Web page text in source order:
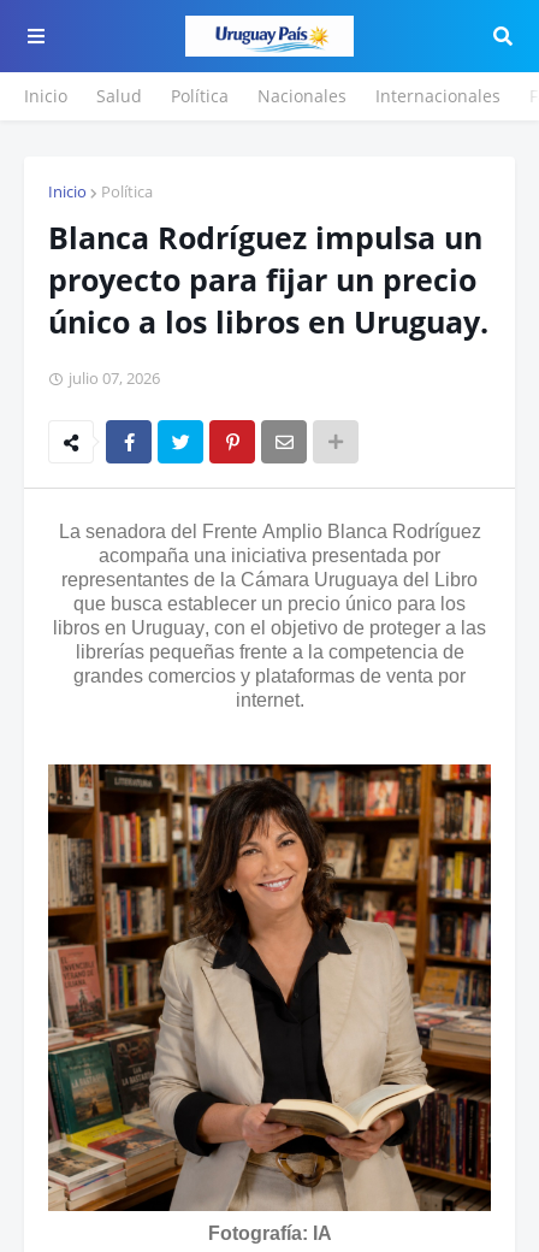
Inicio Salud Política Nacionales Internacionales
Inicio Política
Blanca Rodríguez impulsa un
proyecto para fijar un precio
único a los libros en Uruguay.
julio 07, 2026
La senadora del Frente Amplio Blanca Rodríguez
acompaña una iniciativa presentada por
representantes de la Cámara Uruguaya del Libro
que busca establecer un precio único para los
libros en Uruguay, con el objetivo de proteger a las
librerías pequeñas frente a la competencia de
grandes comercios y plataformas de venta por
internet.
Fotografía: IA